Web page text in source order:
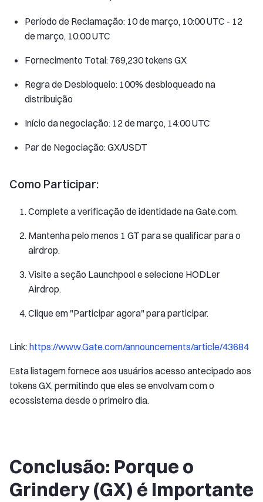
Período de Reclamação: 10 de março, 10:00 UTC - 12
de março, 10:00 UTC
Fornecimento Total: 769,230 tokens GX
Regra de Desbloqueio: 100% desbloqueado na
distribuição
Início da negociação: 12 de março, 14:00 UTC
Par de Negociação: GX/USDT
Como Participar:
Complete a verificação de identidade na Gate.com.
Mantenha pelo menos 1 GT para se qualificar para o
airdrop.
Visite a seção Launchpool e selecione HODLer
Airdrop.
Clique em "Participar agora" para participar.
Link:https://www.Gate.com/announcements/article/43684
Esta listagem fornece aos usuários acesso antecipado aos
tokens GX, permitindo que eles se envolvam com o
ecossistema desde o primeiro dia.
Conclusão: Porque o
Grindery (GX) é Importante